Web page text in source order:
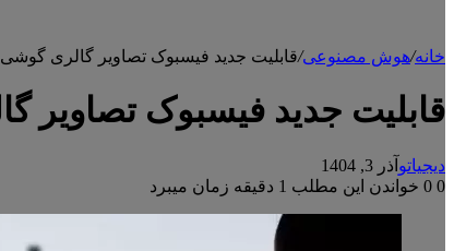
خانه/هوش مصنوعی/قابلیت جدید فیسبوک تصاویر گالری
قابلیت جدید فیسبوک تصاویر
دیجیاتو آذر 3, 1404
0
خواندن این مطلب 1 دقیقه زمان میبرد